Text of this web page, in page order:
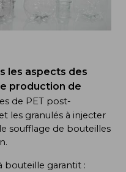
les aspects des
production de
de PET post-
les granulés à injecter
soufflage de bouteilles
bouteille garantit :